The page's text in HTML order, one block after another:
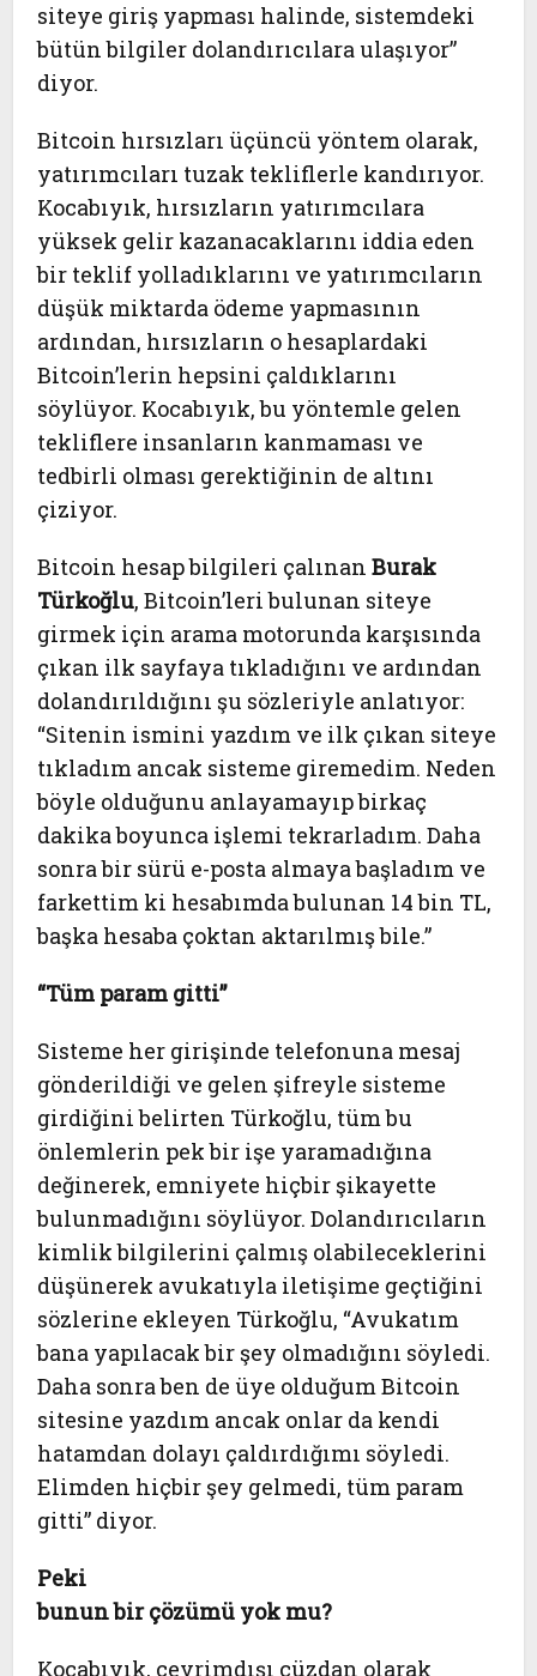
siteye giriş yapması halinde, sistemdeki
bütün bilgiler dolandırıcılara ulaşıyor”
diyor.
Bitcoin hırsızları üçüncü yöntem olarak,
yatırımcıları tuzak tekliflerle kandırıyor.
Kocabıyık, hırsızların yatırımcılara
yüksek gelir kazanacaklarını iddia eden
bir teklif yolladıklarını ve yatırımcıların
düşük miktarda ödeme yapmasının
ardından, hırsızların o hesaplardaki
Bitcoin’lerin hepsini çaldıklarını
söylüyor. Kocabıyık, bu yöntemle gelen
tekliflere insanların kanmaması ve
tedbirli olması gerektiğinin de altını
çiziyor.
Bitcoin hesap bilgileri çalınanBurak
Türkoğlu, Bitcoin’leri bulunan siteye
girmek için arama motorunda karşısında
çıkan ilk sayfaya tıkladığını ve ardından
dolandırıldığını şu sözleriyle anlatıyor:
“Sitenin ismini yazdım ve ilk çıkan siteye
tıkladım ancak sisteme giremedim. Neden
böyle olduğunu anlayamayıp birkaç
dakika boyunca işlemi tekrarladım. Daha
sonra bir sürü e-posta almaya başladım ve
farkettim ki hesabımda bulunan 14 bin TL,
başka hesaba çoktan aktarılmış bile.”
“Tüm param gitti”
Sisteme her girişinde telefonuna mesaj
gönderildiği ve gelen şifreyle sisteme
girdiğini belirten Türkoğlu, tüm bu
önlemlerin pek bir işe yaramadığına
değinerek, emniyete hiçbir şikayette
bulunmadığını söylüyor. Dolandırıcıların
kimlik bilgilerini çalmış olabileceklerini
düşünerek avukatıyla iletişime geçtiğini
sözlerine ekleyen Türkoğlu, “Avukatım
bana yapılacak bir şey olmadığını söyledi.
Daha sonra ben de üye olduğum Bitcoin
sitesine yazdım ancak onlar da kendi
hatamdan dolayı çaldırdığımı söyledi.
Elimden hiçbir şey gelmedi, tüm param
gitti” diyor.
Peki
bunun bir çözümü yok mu?
Kocabıyık, çevrimdışı cüzdan olarak